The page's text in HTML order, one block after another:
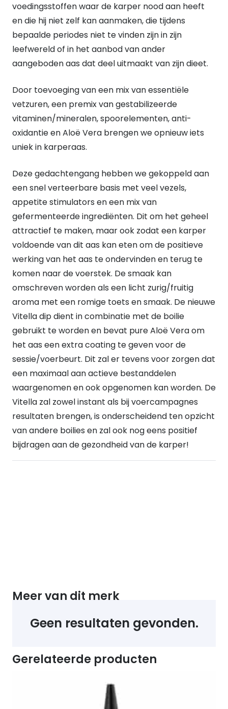
voedingsstoffen waar de karper nood aan heeft
en die hij niet zelf kan aanmaken, die tijdens
bepaalde periodes niet te vinden zijn in zijn
leefwereld of in het aanbod van ander
aangeboden aas dat deel uitmaakt van zijn dieet.
Door toevoeging van een mix van essentiële
vetzuren, een premix van gestabilizeerde
vitaminen/mineralen, spoorelementen, anti-
oxidantie en Aloë Vera brengen we opnieuw iets
uniek in karperaas.
Deze gedachtengang hebben we gekoppeld aan
een snel verteerbare basis met veel vezels,
appetite stimulators en een mix van
gefermenteerde ingrediënten. Dit om het geheel
attractief te maken, maar ook zodat een karper
voldoende van dit aas kan eten om de positieve
werking van het aas te ondervinden en terug te
komen naar de voerstek. De smaak kan
omschreven worden als een licht zurig/fruitig
aroma met een romige toets en smaak. De nieuwe
Vitella dip dient in combinatie met de boilie
gebruikt te worden en bevat pure Aloë Vera om
het aas een extra coating te geven voor de
sessie/voerbeurt. Dit zal er tevens voor zorgen dat
een maximaal aan actieve bestanddelen
waargenomen en ook opgenomen kan worden. De
Vitella zal zowel instant als bij voercampagnes
resultaten brengen, is onderscheidend ten opzicht
van andere boilies en zal ook nog eens positief
bijdragen aan de gezondheid van de karper!
Meer van dit merk
Geen resultaten gevonden.
Gerelateerde producten